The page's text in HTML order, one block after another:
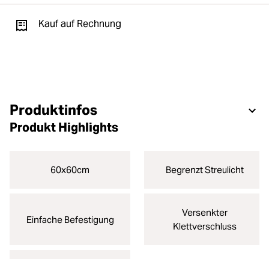
Kauf auf Rechnung
Produktinfos
Produkt Highlights
60x60cm Begrenzt Streulicht
Einfache Befestigung
Versenkter
Klettverschluss